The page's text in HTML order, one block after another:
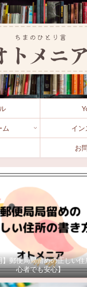
ム イン
お
】郵便局局留めの正しい
心者でも安心】